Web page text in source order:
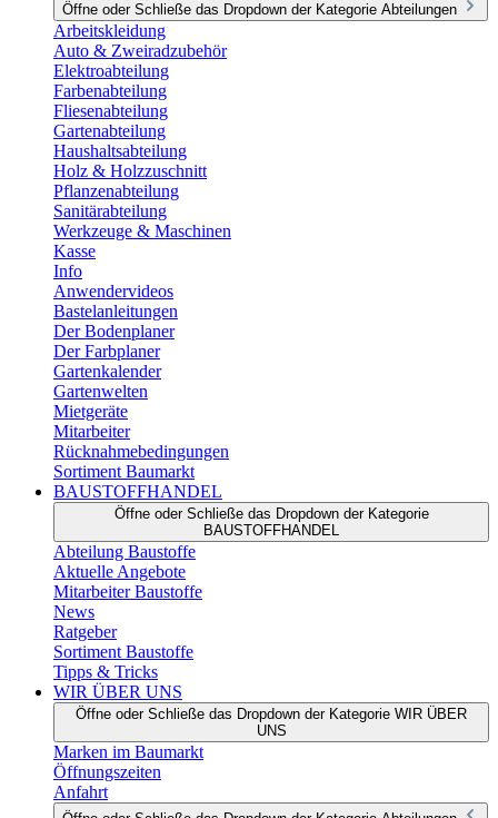
Öffne oder Schließe das Dropdown der Kategorie Abteilungen
Arbeitskleidung
Auto & Zweiradzubehör
Elektroabteilung
Farbenabteilung
Fliesenabteilung
Gartenabteilung
Haushaltsabteilung
Holz & Holzzuschnitt
Pflanzenabteilung
Sanitärabteilung
Werkzeuge & Maschinen
Kasse
Info
Anwendervideos
Bastelanleitungen
Der Bodenplaner
Der Farbplaner
Gartenkalender
Gartenwelten
Mietgeräte
Mitarbeiter
Rücknahmebedingungen
Sortiment Baumarkt
BAUSTOFFHANDEL
Öffne oder Schließe das Dropdown der Kategorie
BAUSTOFFHANDEL
Abteilung Baustoffe
Aktuelle Angebote
Mitarbeiter Baustoffe
News
Ratgeber
Sortiment Baustoffe
Tipps & Tricks
WIR ÜBER UNS
Öffne oder Schließe das Dropdown der Kategorie WIR ÜBER
UNS
Marken im Baumarkt
Öffnungszeiten
Anfahrt